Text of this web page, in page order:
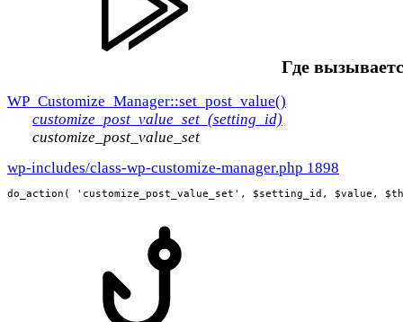
Где
WP_Customize_Manager::set_post_value()
customize_post_value_set_(setting_id)
customize_post_value_set
wp-includes/class-wp-customize-manager.php 1898
do_action( 'customize_post_value_set', $setting_id, $value,